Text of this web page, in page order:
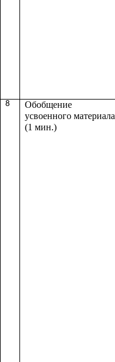
8
Обобщение
усвоенного материала
(1 мин.)